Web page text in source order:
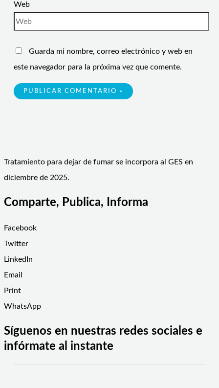
Web
Guarda mi nombre, correo electrónico y web en
este navegador para la próxima vez que comente.
Tratamiento para dejar de fumar se incorpora al GES en
diciembre de 2025.
Comparte, Publica, Informa
Facebook
Twitter
LinkedIn
Email
Print
WhatsApp
Síguenos en nuestras redes sociales e
infórmate al instante